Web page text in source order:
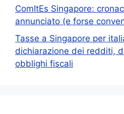
ComItEs Singapore:
annunciato (e forse
Tasse a Singapore per
dichiarazione dei redditi,
obblighi fiscali